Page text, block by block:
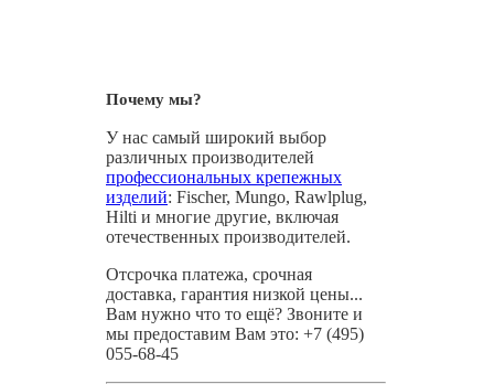
Почему мы?
У нас самый широкий выбор
различных производителей
профессиональных крепежных
изделий: Fischer, Mungo, Rawlplug,
Hilti и многие другие, включая
отечественных производителей.
Отсрочка платежа, срочная
доставка, гарантия низкой цены...
Вам нужно что то ещё? Звоните и
мы предоставим Вам это: +7 (495)
055-68-45